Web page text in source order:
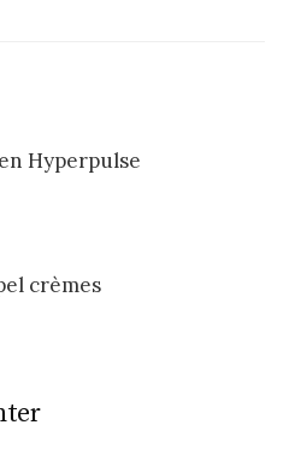
Hyperpulse
crèmes